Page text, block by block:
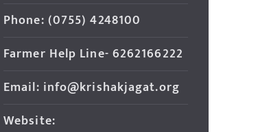
Phone: (0755) 4248100
Farmer Help Line- 6262166222
Email: info@krishakjagat.org
Website: